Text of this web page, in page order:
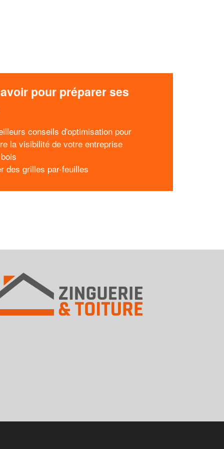
pour préparer ses
conseils d'optimisation pour
la visibilité de votre entreprise
des grilles par-feuilles